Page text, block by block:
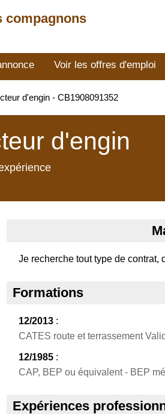
compagnons
Voir les offres d'emploi
d'engin - CB1908091352
d'engin
Je recherche tout type de contrat,
Formations
12/2013 :
CATES route et terrassement
12/1985 :
CAP, BEP ou équivalent - BEP
Expériences